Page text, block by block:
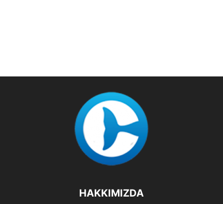
HAKKIMIZDA